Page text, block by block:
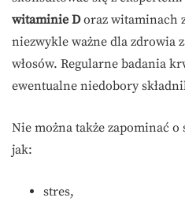
witaminie Doraz witaminach
niezwykle ważne dla zdrowia
włosów. Regularne badania
ewentualne niedobory
Nie można także zapominać
jak:
stres,